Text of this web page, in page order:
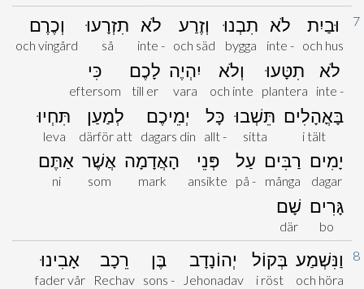
7
וּבַיִת
och hus
לֹא
inte -
תִבְנוּ
bygga
וְזֶרַע
och säd
לֹא
inte -
תִזְרָעוּ
så
וְכֶרֶם
och vingård
לֹא
inte -
תִטָּעוּ
plantera
וְלֹא
och inte
יִהְיֶה
vara
לָכֶם
till er
כִּי
eftersom
בָּאֳהָלִים
i tält
תֵּשְׁבוּ
sitta
כָּל
allt -
יְמֵיכֶם
dagars din
לְמַעַן
därför att
תִּחְיוּ
leva
יָמִים
dagar
רַבִּים
många
עַל
på -
פְּנֵי
ansikte
הָאֲדָמָה
mark
אֲשֶׁר
som
אַתֶּם
ni
גָּרִים
bo
שָׁם
där
8
וַנִּשְׁמַע
och höra
בְּקוֹל
i röst
יְהוֹנָדָב
Jehonadav
בֶּן
sons -
רֵכָב
Rechav
אָבִינוּ
fader vår